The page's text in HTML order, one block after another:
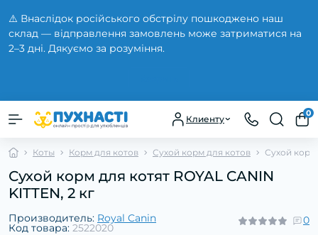
⚠️ Внаслідок російського обстрілу пошкоджено наш
склад — відправлення замовлень може затриматися на
2–3 дні. Дякуємо за розуміння.
Клиенту
0
Коты Корм для котов Сухой корм для котов Сухой корм
Сухой корм для котят ROYAL CANIN
KITTEN, 2 кг
Производитель: Royal Canin
Код товара: 2522020
0